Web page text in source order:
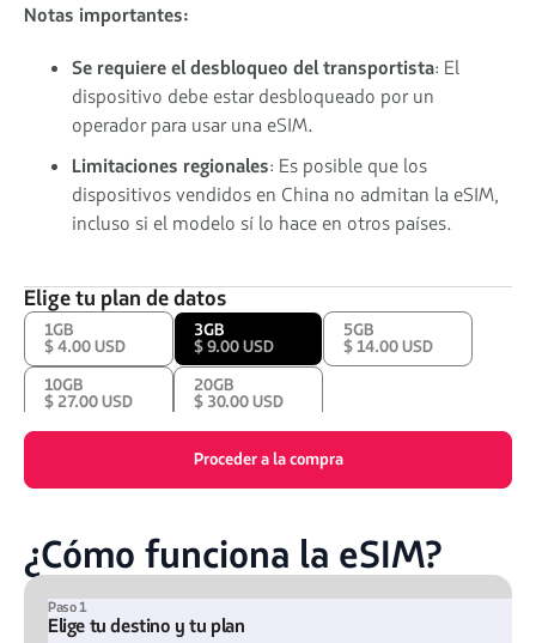
Notas importantes:
Se requiere el desbloqueo del transportista: El
dispositivo debe estar desbloqueado por un
operador para usar una eSIM.
Limitaciones regionales: Es posible que los
dispositivos vendidos en China no admitan la eSIM,
incluso si el modelo sí lo hace en otros países.
Elige tu plan de datos
1GB
$ 4.00 USD
3GB
$ 9.00 USD
5GB
$ 14.00 USD
10GB
$ 27.00 USD
20GB
$ 30.00 USD
Proceder a la compra
¿Cómo funciona la eSIM?
Paso 1
Elige tu destino y tu plan